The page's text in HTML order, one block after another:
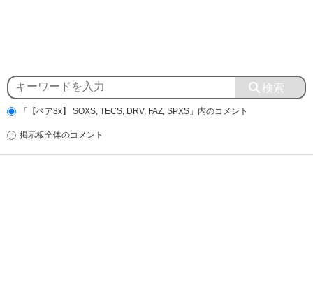
「【ベア3x】 SOXS, TECS, DRV, FAZ, SPXS」内のコメント
掲示板全体のコメント